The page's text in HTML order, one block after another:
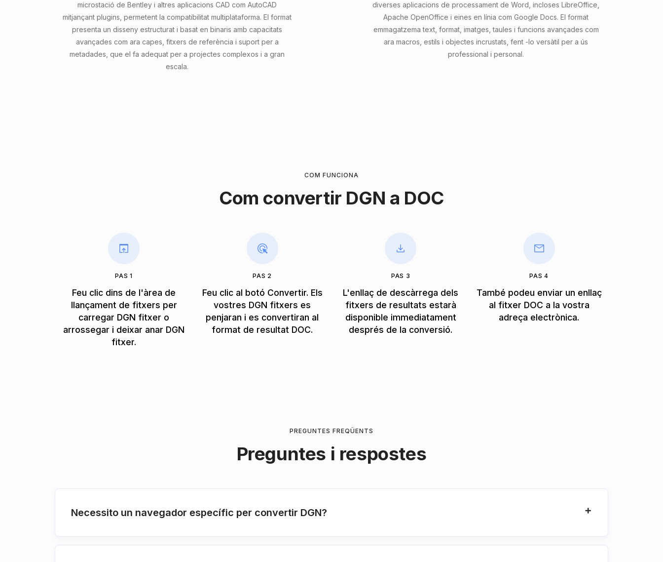
microstació de Bentley i altres aplicacions CAD com AutoCAD
mitjançant plugins, permetent la compatibilitat multiplataforma. El format
presenta un disseny estructurat i basat en binaris amb capacitats
avançades com ara capes, fitxers de referència i suport per a
metadades, que el fa adequat per a projectes complexos i a gran
escala.
diverses aplicacions de processament de Word, incloses LibreOffice,
Apache OpenOffice i eines en línia com Google Docs. El format
emmagatzema text, format, imatges, taules i funcions avançades com
ara macros, estils i objectes incrustats, fent -lo versàtil per a ús
professional i personal.
COM FUNCIONA
Com convertir DGN a DOC
PAS 1
Feu clic dins de l'àrea de
llançament de fitxers per
carregar DGN fitxer o
arrossegar i deixar anar DGN
fitxer.
PAS 2
Feu clic al botó Convertir. Els
vostres DGN fitxers es
penjaran i es convertiran al
format de resultat DOC.
PAS 3
L'enllaç de descàrrega dels
fitxers de resultats estarà
disponible immediatament
després de la conversió.
PAS 4
També podeu enviar un enllaç
al fitxer DOC a la vostra
adreça electrònica.
PREGUNTES FREQÜENTS
Preguntes i respostes
Necessito un navegador específic per convertir DGN?